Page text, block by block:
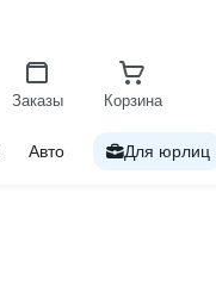
Заказы Корзина
Авто Для юрлиц